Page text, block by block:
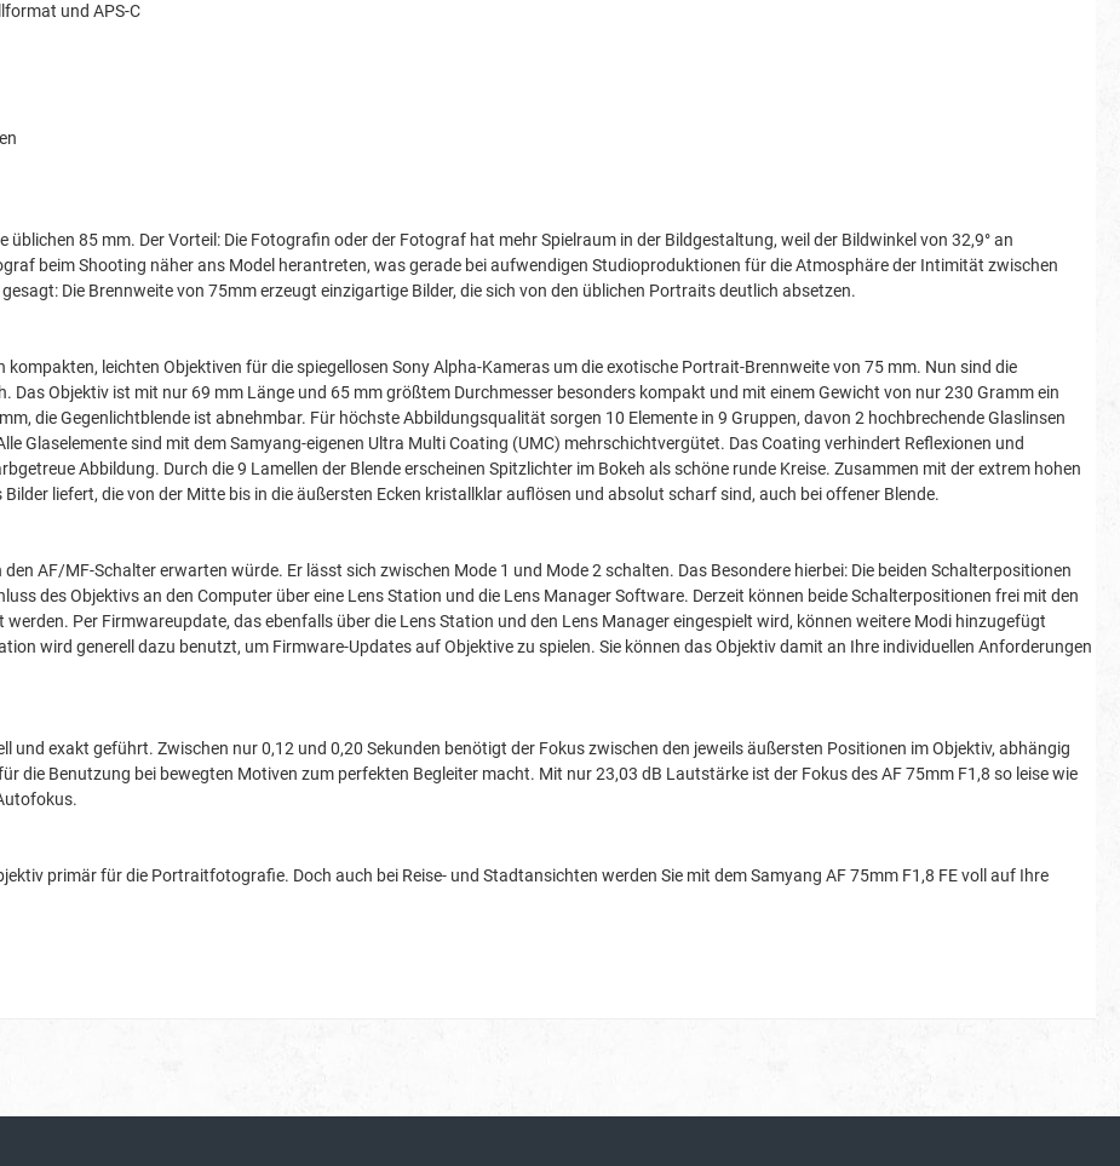
und APS-C
85 mm. Der Vorteil: Die Fotografin oder der Fotograf hat mehr Spielraum in der Bildgestaltung, weil der Bildwinkel von 32,9° an
beim Shooting näher ans Model herantreten, was gerade bei aufwendigen Studioproduktionen für die Atmosphäre der Intimität zwischen
Die Brennweite von 75mm erzeugt einzigartige Bilder, die sich von den üblichen Portraits deutlich absetzen.
kompakten, leichten Objektiven für die spiegellosen Sony Alpha-Kameras um die exotische Portrait-Brennweite von 75 mm. Nun sind die
Das Objektiv ist mit nur 69 mm Länge und 65 mm größtem Durchmesser besonders kompakt und mit einem Gewicht von nur 230 Gramm ein
die Gegenlichtblende ist abnehmbar. Für höchste Abbildungsqualität sorgen 10 Elemente in 9 Gruppen, davon 2 hochbrechende Glaslinsen
Glaselemente sind mit dem Samyang-eigenen Ultra Multi Coating (UMC) mehrschichtvergütet. Das Coating verhindert Reflexionen und
Abbildung. Durch die 9 Lamellen der Blende erscheinen Spitzlichter im Bokeh als schöne runde Kreise. Zusammen mit der extrem hohen
liefert, die von der Mitte bis in die äußersten Ecken kristallklar auflösen und absolut scharf sind, auch bei offener Blende.
AF/MF-Schalter erwarten würde. Er lässt sich zwischen Mode 1 und Mode 2 schalten. Das Besondere hierbei: Die beiden Schalterpositionen
des Objektivs an den Computer über eine Lens Station und die Lens Manager Software. Derzeit können beide Schalterpositionen frei mit den
werden. Per Firmwareupdate, das ebenfalls über die Lens Station und den Lens Manager eingespielt wird, können weitere Modi hinzugefügt
wird generell dazu benutzt, um Firmware-Updates auf Objektive zu spielen. Sie können das Objektiv damit an Ihre individuellen Anforderungen
und exakt geführt. Zwischen nur 0,12 und 0,20 Sekunden benötigt der Fokus zwischen den jeweils äußersten Positionen im Objektiv, abhängig
die Benutzung bei bewegten Motiven zum perfekten Begleiter macht. Mit nur 23,03 dB Lautstärke ist der Fokus des AF 75mm F1,8 so leise wie
primär für die Portraitfotografie. Doch auch bei Reise- und Stadtansichten werden Sie mit dem Samyang AF 75mm F1,8 FE voll auf Ihre